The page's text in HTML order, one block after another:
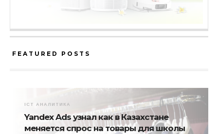
FEATURED POSTS
ICT АНАЛИТИКА
Yandex Ads узнал как в Казахстане
меняется спрос на товары для школы